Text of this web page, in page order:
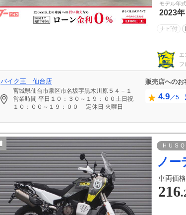
モデル年式
2023年
ナビ付
エ
フ
バイク王 仙台店
宮城県仙台市泉区市名坂字黒木川原５４－１
営業時間 平日１０：３０～１９：００土日祝
１０：００～１９：００
定休日 火曜日
販売店へのお
4.9／5
ＨＵＳ
ノ
車両価格
216